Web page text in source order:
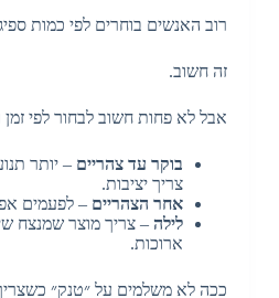
רוב האנשים בוחרים לפי כמות
זה חשוב.
אבל לא פחות חשוב לבחור לפי זמן
בוקר עד צהריים – יותר
צריך יציבות.
אחר הצהריים – לפעמים
לילה– צריך מוצר שמנצח
ארוכות.
ככה לא משלמים על ״טנק״ כשצריך